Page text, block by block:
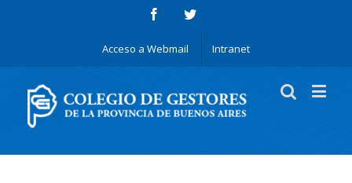
Acceso a Webmail Intranet